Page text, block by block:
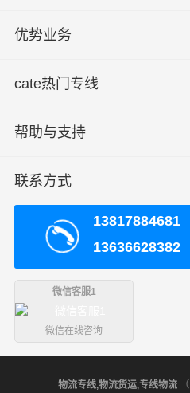
优势业务
cate热门专线
帮助与支持
联系方式
13817884681
13636628382
微信客服1
微信在线咨询
物流专线,物流货运,专线物流（